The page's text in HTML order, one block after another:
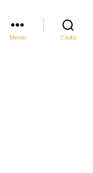
Meniu Caută